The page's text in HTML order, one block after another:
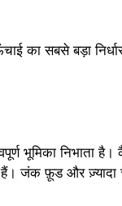
का सबसे बड़ा
भूमिका निभाता है।
जंक फ़ूड और ज़्यादा